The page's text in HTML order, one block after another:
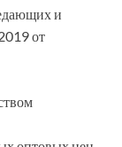
и
от